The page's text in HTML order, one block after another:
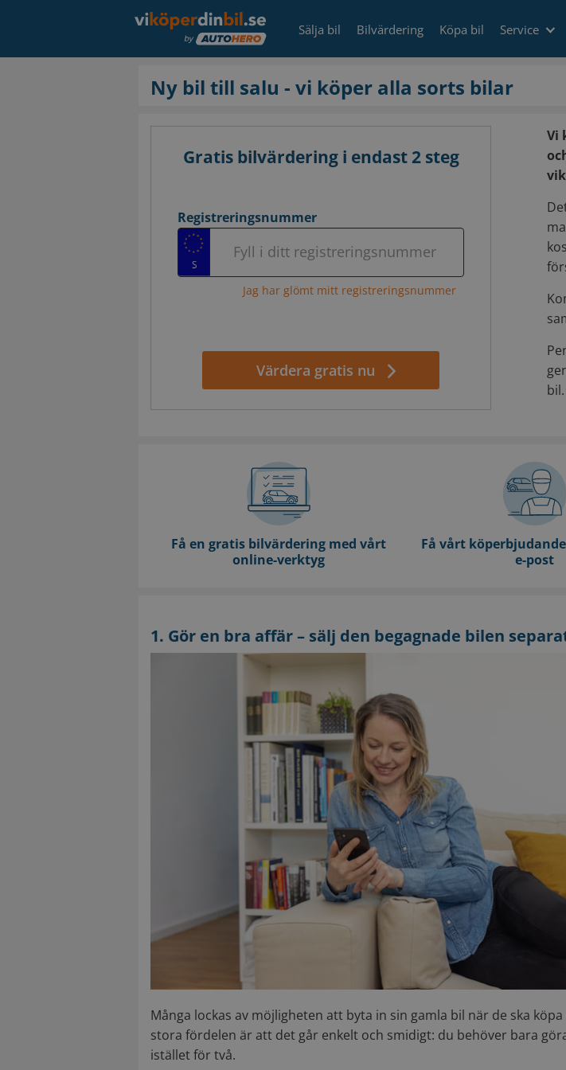
Sälja bil Bilvärdering Köpa bil Service
Ny bil till salu - vi köper alla sorts bilar
Gratis bilvärdering i endast 2 steg
Registreringsnummer
Fyll i ditt registreringsnummer
Jag har glömt mitt registreringsnummer
Värdera gratis nu
Vi
Få en gratis bilvärdering med vårt
online-verktyg
Få vårt
e-post
1. Gör en bra affär – sälj den begagnade bilen
Många lockas av möjligheten att byta in sin gamla bil när de ska köpa
stora fördelen är att det går enkelt och smidigt: du behöver bara
istället för två.